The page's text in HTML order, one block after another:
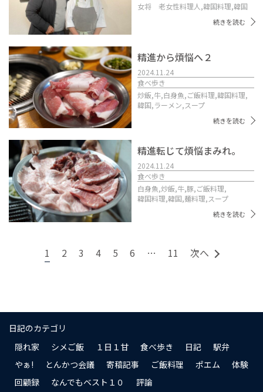
女将 老女性料理人,韓国料理,韓国
続きを読む
精進から煩悩へ２
2024.11.24
食べ歩き
炒飯,牛,白身魚,ご飯料理,韓国料理,
韓国,ラーメン,スープ
続きを読む
精進転じて煩悩まみれ。
2024.11.24
食べ歩き
白身魚,炒飯,牛,豚,ご飯料理,
韓国料理,韓国,麺料理,スープ
続きを読む
1 2 3 4 5 6 … 11 次へ
日記のカテゴリ
隠れ家
シメご飯 １日１甘 食べ歩き 日記
駅弁
やぁ!
とんかつ会議 寄稿記事 ご飯料理 ポエム
体験
回顧録
なんでもベスト１０ 評論